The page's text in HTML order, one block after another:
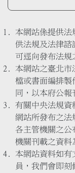
本網站係提供法
供法規及法律諮
可逕向發布法規
本網站之臺北市
檔或書面編排製
同，以本府公報
有關中央法規資
網站所發布之法
各主管機關之公
機關刊載之資料
本網站資料如有
員，我們會即刻